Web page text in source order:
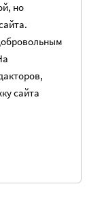
но
сайта